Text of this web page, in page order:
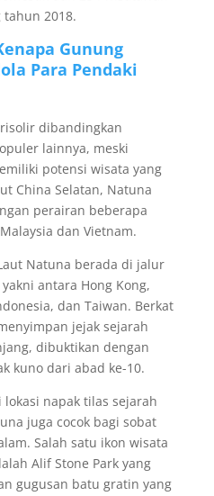
tahun 2018.
Gunung
Para Pendaki
dibandingkan
lainnya, meski
potensi wisata yang
China Selatan, Natuna
perairan beberapa
dan Vietnam.
Natuna berada di jalur
antara Hong Kong,
dan Taiwan. Berkat
jejak sejarah
dibuktikan dengan
kuno dari abad ke-10.
napak tilas sejarah
juga cocok bagi sobat
Salah satu ikon wisata
Alif Stone Park yang
gugusan batu gratin yang